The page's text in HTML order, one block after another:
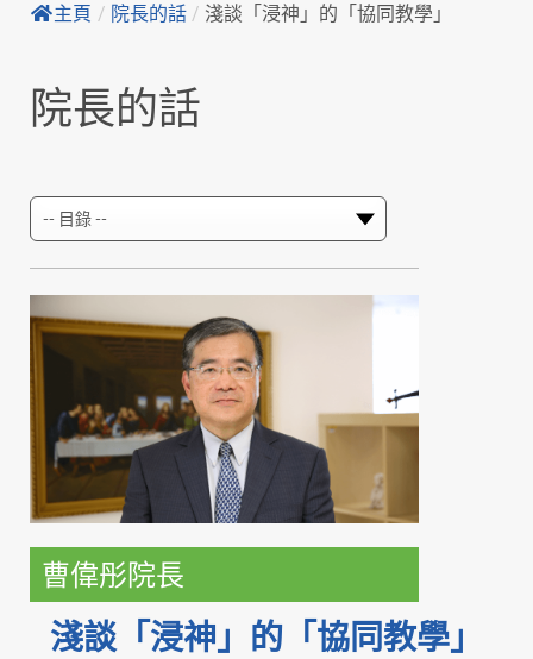
主頁 / 院長的話 / 淺談「浸神」的「協同教學」
院長的話
曹偉彤院長
淺談「浸神」的「協同教學」